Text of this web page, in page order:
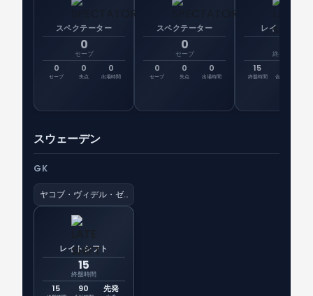
スペクテーター
0
セーブ
0
セーブ
0
失点
0
出場時間
スペクテーター
0
セーブ
0
セーブ
0
失点
0
出場時間
レイトシフト
終盤時間
15
終盤時間 合計時間
スウェーデン
GK
ヤコブ・ヴィデル・ゼッターストレーム
レイトシフト
15
終盤時間
15 90 先発